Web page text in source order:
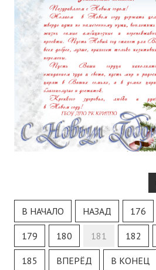
В НАЧАЛО НАЗАД 176
179 180 181 182
185 ВПЕРЁД В КОНЕЦ